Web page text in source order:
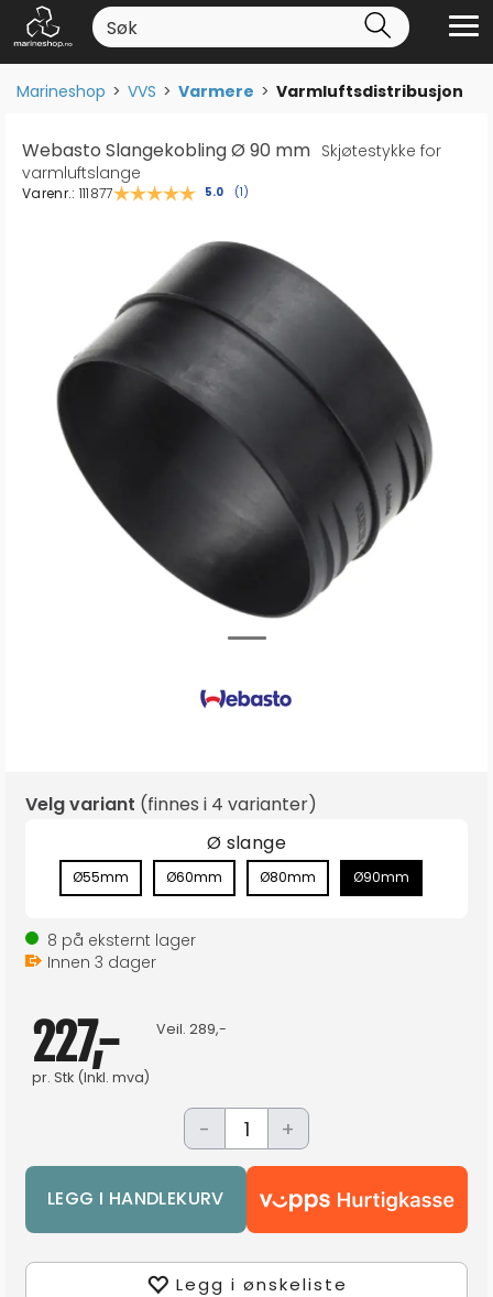
Marineshop>VVS>Varmere>Varmluftsdistribusjon
Webasto Slangekobling Ø 90 mm Skjøtestykke for
varmluftslange
Varenr.: 111877 Gjennomsnittskarakter:
5.0 (stemmer:
1)
Velg variant (finnes i 4 varianter)
Ø slange
Ø55mm Ø60mm Ø80mm Ø90mm
8 på eksternt lager
Innen 3 dager
227,-
pr. Stk (Inkl. mva)
Veil. 289,-
- +
Legg i ønskeliste